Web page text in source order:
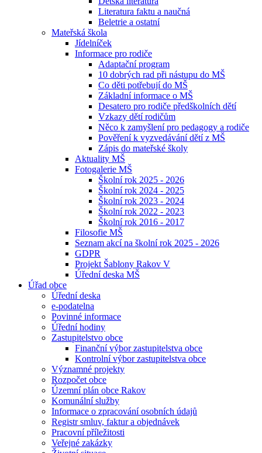
Literatura faktu a naučná
Beletrie a ostatní
Mateřská škola
Jídelníček
Informace pro rodiče
Adaptační program
10 dobrých rad při nástupu do MŠ
Co děti potřebují do MŠ
Základní informace o MŠ
Desatero pro rodiče předškolních dětí
Vzkazy dětí rodičům
Něco k zamyšlení pro pedagogy a rodiče
Pověření k vyzvedávání dětí z MŠ
Zápis do mateřské školy
Aktuality MŠ
Fotogalerie MŠ
Školní rok 2025 - 2026
Školní rok 2024 - 2025
Školní rok 2023 - 2024
Školní rok 2022 - 2023
Školní rok 2016 - 2017
Filosofie MŠ
Seznam akcí na školní rok 2025 - 2026
GDPR
Projekt Šablony Rakov V
Úřední deska MŠ
Úřad obce
Úřední deska
e-podatelna
Povinné informace
Úřední hodiny
Zastupitelstvo obce
Finanční výbor zastupitelstva obce
Kontrolní výbor zastupitelstva obce
Významné projekty
Rozpočet obce
Územní plán obce Rakov
Komunální služby
Informace o zpracování osobních údajů
Registr smluv, faktur a objednávek
Pracovní příležitosti
Veřejné zakázky